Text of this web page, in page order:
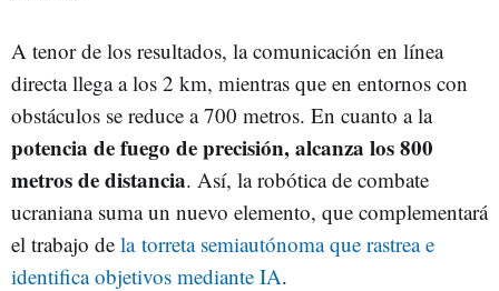
A tenor de los resultados, la comunicación en línea
directa llega a los 2 km, mientras que en entornos con
obstáculos se reduce a 700 metros. En cuanto a la
potencia de fuego de precisión, alcanza los 800
metros de distancia. Así, la robótica de combate
ucraniana suma un nuevo elemento, que complementará
el trabajo de la torreta semiautónoma que rastrea e
identifica objetivos mediante IA.